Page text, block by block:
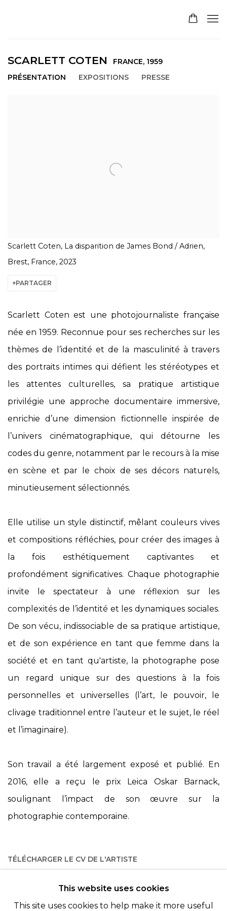
SCARLETT COTEN FRANCE, 1959
PRÉSENTATION
EXPOSITIONS PRESSE
Scarlett Coten, La disparition de James Bond / Adrien,
Brest, France, 2023
PARTAGER
Scarlett Coten est une photojournaliste française
née en 1959. Reconnue pour ses recherches sur les
thèmes de l’identité et de la masculinité à travers
des portraits intimes qui défient les stéréotypes et
les attentes culturelles, sa pratique artistique
privilégie une approche documentaire immersive,
enrichie d’une dimension fictionnelle inspirée de
l’univers cinématographique, qui détourne les
codes du genre, notamment par le recours à la mise
en scène et par le choix de ses décors naturels,
minutieusement sélectionnés.
Elle utilise un style distinctif, mêlant couleurs vives
et compositions réfléchies, pour créer des images à
la fois esthétiquement captivantes et
profondément significatives. Chaque photographie
invite le spectateur à une réflexion sur les
complexités de l’identité et les dynamiques sociales.
De son vécu, indissociable de sa pratique artistique,
et de son expérience en tant que femme dans la
société et en tant qu'artiste, la photographe pose
un regard unique sur des questions à la fois
personnelles et universelles (l’art, le pouvoir, le
clivage traditionnel entre l’auteur et le sujet, le réel
et l’imaginaire).
Son travail a été largement exposé et publié. En
2016, elle a reçu le prix Leica Oskar Barnack,
soulignant l’impact de son œuvre sur la
photographie contemporaine.
TÉLÉCHARGER LE CV DE L'ARTISTE
This website uses cookies
This site uses cookies to help make it more useful